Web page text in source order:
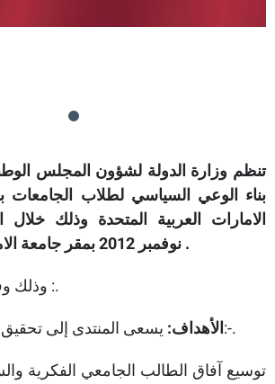
تنظم وزارة الدولة لشؤون المجلس
بناء الوعي السياسي لطلاب الجامعات
نوفمبر 2012 بمقر جامعة الامارات بمدينة العين .
وذلك وفقاً للتفاصيل التالية :.
الأهداف: يسعى المنتدى إلى تحقيق عدة أهداف، أهمها:-.
توسيع آفاق الطالب الجامعي الفكرية